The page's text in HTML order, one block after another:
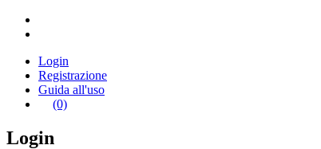
Login
Registrazione
Guida all'uso
(0)
Login